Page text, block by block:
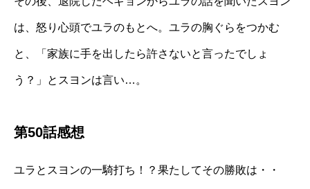
は、怒り心頭でユラのもとへ。ユラの胸ぐらをつかむ
と、「家族に手を出したら許さないと言ったでしょ
う？」とスヨンは言い…。
第50話感想
ユラとスヨンの一騎打ち！？果たしてその勝敗は・・